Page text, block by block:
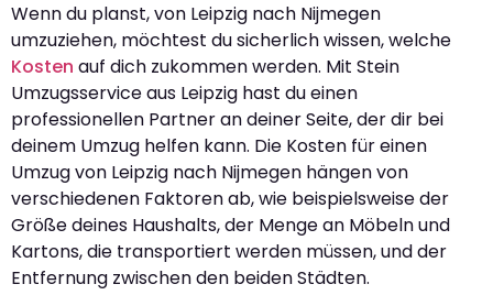
Wenn du planst, von Leipzig nach Nijmegen
umzuziehen, möchtest du sicherlich wissen, welche
Kosten auf dich zukommen werden. Mit Stein
Umzugsservice aus Leipzig hast du einen
professionellen Partner an deiner Seite, der dir bei
deinem Umzug helfen kann. Die Kosten für einen
Umzug von Leipzig nach Nijmegen hängen von
verschiedenen Faktoren ab, wie beispielsweise der
Größe deines Haushalts, der Menge an Möbeln und
Kartons, die transportiert werden müssen, und der
Entfernung zwischen den beiden Städten.